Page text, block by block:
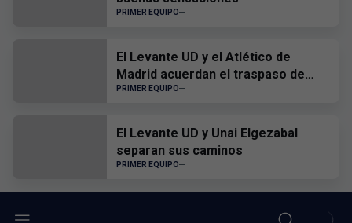
PRIMER EQUIPO
El Levante UD y el Atlético de
Madrid acuerdan el traspaso de
Edgar Alcañiz
PRIMER EQUIPO
El Levante UD y Unai Elgezabal
separan sus caminos
PRIMER EQUIPO